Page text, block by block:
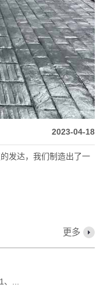
2023-04-18
发达，我们制造出了一
更多
...